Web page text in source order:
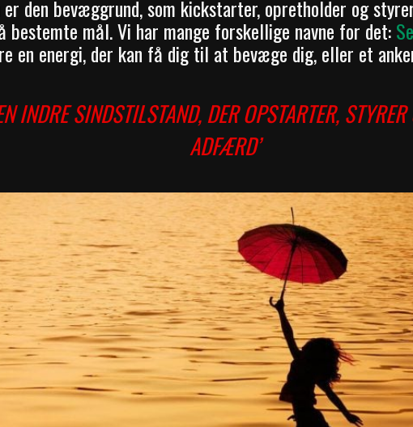
den bevæggrund, som kickstarter, opretholder og
bestemte mål. Vi har mange forskellige navne for det:
en energi, der kan få dig til at bevæge dig, eller et
INDRE SINDSTILSTAND, DER OPSTARTER,
ADFÆRD’